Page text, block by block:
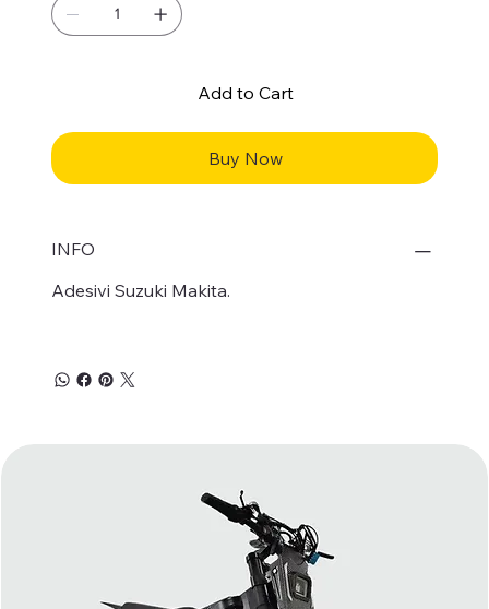
Add to Cart
Buy Now
INFO
Adesivi Suzuki Makita.